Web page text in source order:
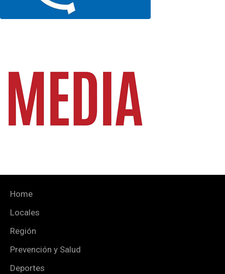
Home
Locales
Región
Prevención y Salud
Deportes